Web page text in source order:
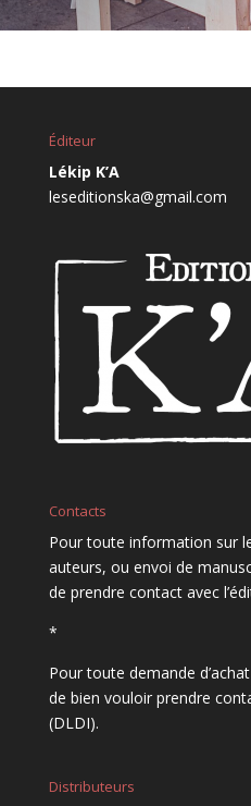
Éditeur
Lékip K’A
leseditionska@gmail.com
Contacts
Pour toute information sur
auteurs, ou envoi de
de prendre contact avec
*
Pour toute demande
de bien vouloir prendre
(DLDI).
Distributeurs